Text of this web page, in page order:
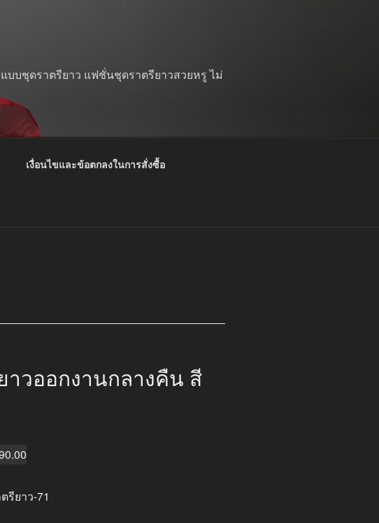
บบชุดราตรียาว แฟชั่นชุดราตรียาวสวยหรู ไม่
เงื่อนไขและข้อตกลงในการสั่งซื้อ
าวออกงานกลางคืน สี
is:
รียาว-71